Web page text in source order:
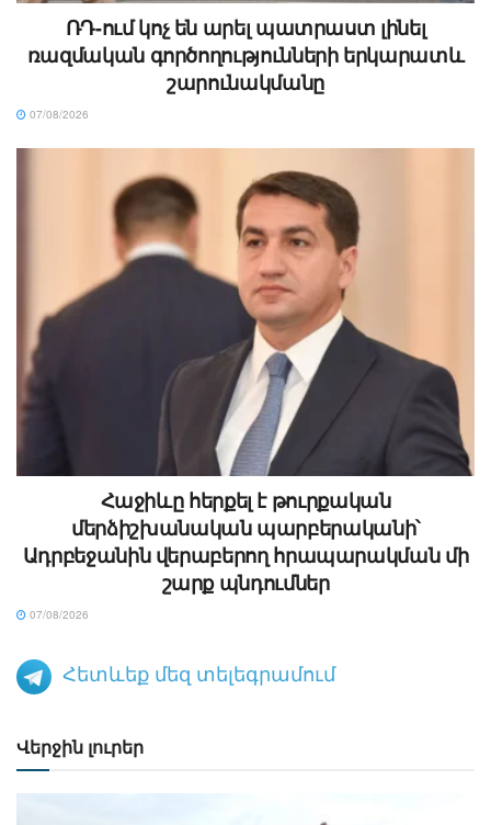
ՌԴ-ում կոչ են արել պատրաստ լինել
ռազմական գործողությունների երկարատև
շարունակմանը
07/08/2026
Հաջիևը հերքել է թուրքական
մերձիշխանական պարբերականի՝
Ադրբեջանին վերաբերող հրապարակման մի
շարք պնդումներ
07/08/2026
Հետևեք մեզ տելեգրամում
Վերջին լուրեր